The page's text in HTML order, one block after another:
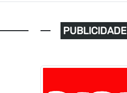
PUBLICIDADE